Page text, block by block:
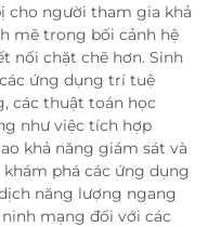
cho người tham gia khả
mẽ trong bối cảnh hệ
nối chặt chẽ hơn. Sinh
ứng dụng trí tuệ
các thuật toán học
như việc tích hợp
khả năng giám sát và
phá các ứng dụng
năng lượng ngang
mạng đối với các